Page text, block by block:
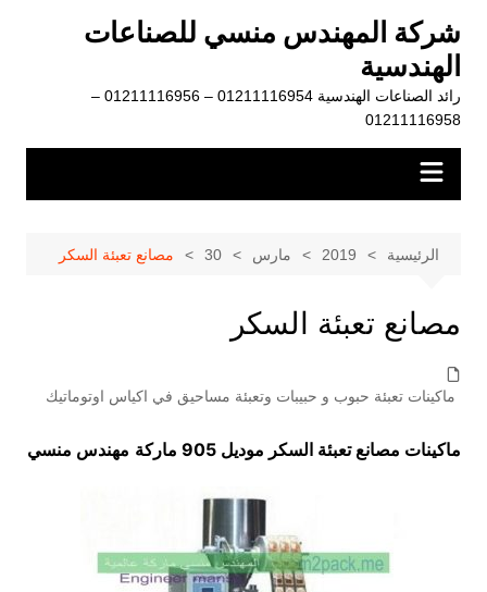
المحتوى
شركة المهندس منسي للصناعات
الهندسية
رائد الصناعات الهندسية 01211116954 – 01211116956 –
01211116958
الرئيسية 2019 مارس 30 مصانع تعبئة السكر
مصانع تعبئة السكر
ماكينات تعبئة حبوب و حبيبات وتعبئة مساحيق في اكياس اوتوماتيك
ماكينات مصانع تعبئة السكر موديل 905 ماركة مهندس منسي